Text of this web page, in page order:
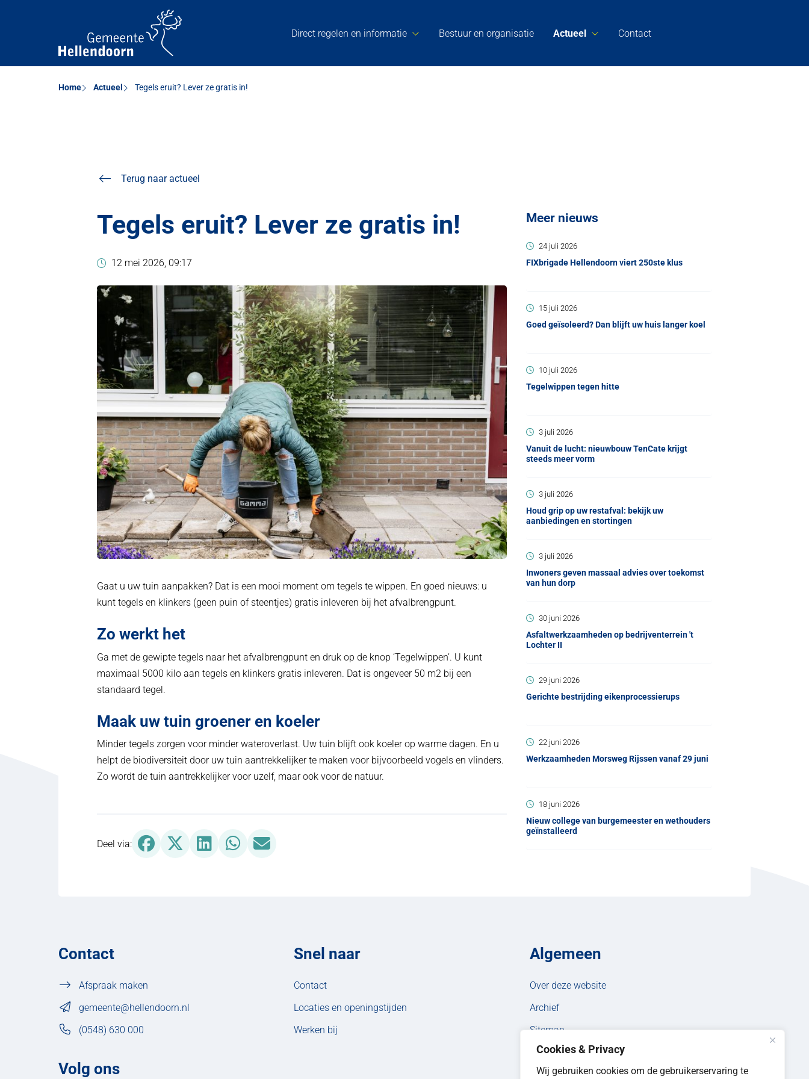
Cookies & Privacy
Wij gebruiken cookies om de gebruikerservaring te
Direct regelen en informatie Bestuur en organisatie Actueel Contact
Home Actueel Tegels eruit? Lever ze gratis in!
Terug naar actueel
Tegels eruit? Lever ze gratis in!
12 mei 2026, 09:17
Gaat u uw tuin aanpakken? Dat is een mooi moment om tegels te wippen. En goed nieuws: u
kunt tegels en klinkers (geen puin of steentjes) gratis inleveren bij het afvalbrengpunt.
Zo werkt het
Ga met de gewipte tegels naar het afvalbrengpunt en druk op de knop ‘Tegelwippen’. U kunt
maximaal 5000 kilo aan tegels en klinkers gratis inleveren. Dat is ongeveer 50 m2 bij een
standaard tegel.
Maak uw tuin groener en koeler
Minder tegels zorgen voor minder wateroverlast. Uw tuin blijft ook koeler op warme dagen. En u
helpt de biodiversiteit door uw tuin aantrekkelijker te maken voor bijvoorbeeld vogels en vlinders.
Zo wordt de tuin aantrekkelijker voor uzelf, maar ook voor de natuur.
Deel via:
Deel via Facebook, opent in nieuw tabblad
Deel via X (Twitter), opent in nieuw tabblad
Deel via LinkedIn, opent in nieuw tabblad
Deel via WhatsApp, opent in nieuw tabblad
Meer nieuws
FIXbrigade Hellendoorn viert 250ste klus
24 juli 2026
Goed geïsoleerd? Dan blijft uw huis langer koel
15 juli 2026
Tegelwippen tegen hitte
10 juli 2026
Vanuit de lucht: nieuwbouw TenCate krijgt
steeds meer vorm
3 juli 2026
Houd grip op uw restafval: bekijk uw
aanbiedingen en stortingen
3 juli 2026
Inwoners geven massaal advies over toekomst
van hun dorp
3 juli 2026
Asfaltwerkzaamheden op bedrijventerrein 't
Lochter II
30 juni 2026
Gerichte bestrijding eikenprocessierups
29 juni 2026
Werkzaamheden Morsweg Rijssen vanaf 29 juni
22 juni 2026
Nieuw college van burgemeester en wethouders
geïnstalleerd
18 juni 2026
Contact
Afspraak maken
gemeente@hellendoorn.nl
(0548) 630 000
Snel naar
Contact
Locaties en openingstijden
Werken bij
Algemeen
Over deze website
Archief
Sitemap
Volg ons